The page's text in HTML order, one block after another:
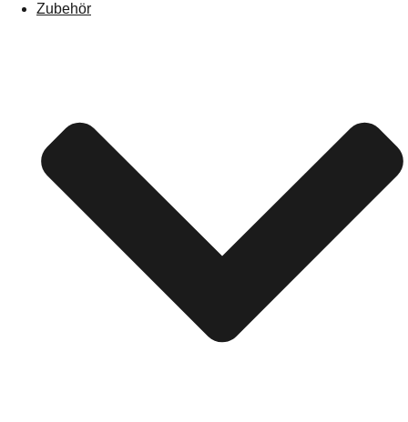
Zubehör